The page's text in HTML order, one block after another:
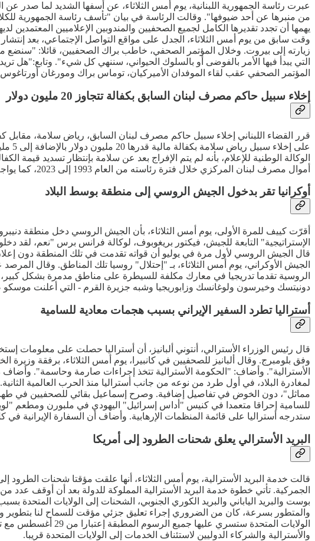
عبرت رئاسة الجمهورية اللبنانية، يوم أمس الثلاثاء، عن أسفها الشديد لما
من منبرها عن أحد ضيوفها". وقالت الرئاسة في بيان "تأسف رئاسة الجمهورية
يهمها أن تجدد تقديرها الكامل لجميع الصحفيين والمندوبين الإعلاميين
وقت سابق من يوم أمس الثلاثاء، الجدل على مواقع التواصل الإجتماعي، بعد
زيارته إلى بيروت. وخلال المؤتمر الصحفي، خاطب براك الصحفيين، قائلا:
التي يبدأ فيها الأمر بالفوضى أو بالسلوك الحيواني، سننهي كل شيء".
المؤتمر الصحفي عقب لقاء الموفدان الأميركيان، توماس براك ومورغان
إخلاء سبيل حاكم مصرف لبنان السابق بكفالة تتجاوز 20 مليون دولار
أموال مصرف لبنان المركزي خلال فترة رئاسته من العام 1993 إلى 2023، كما يواجه سلسلة دعاوى محلية ودولية تتعلق بالإثراء غير المشروع وغسيل الأموال.
أوكرانيا تقر بدخول الجيش الروسي إلى منطقة بوسط البلاد
أقرّت كييف للمرة الأولى، يوم أمس الثلاثاء، بأن الجيش الروسي دخل منطقة
الإستراتيجية" التابعة للجيش، فيكتور بريغوبوف، لوكالة فرانس برس "نعم،
قال الجيش الروسي لأول مرة في يوليو أن قواته تقدمت في تلك المنطقة دون
الجيش الأوكراني، يوم أمس الثلاثاء، بـ "إحتلال" روسيا تلك المناطق. وقال
الروسية تقدما تدريجيا في معارك مكلفة للسيطرة على مناطق مدمرة بشكل كبير،
دونيتسك وخيرسون ولوغانسك وزابوريجيا وشبه جزيرة القرم - التي أعلنت موسكو
أستراليا تطرد السفير الإيراني بسبب هجمات معادية للسامية
قال رئيس الوزراء الأسترالي، أنتوني ألبانيز، أن أستراليا حصلت على معلومات
وفق بلومبرج. وقال ألبانيز للصحفيين في كانبيرا، يوم أمس الثلاثاء، برفقة وزيرة
الأسترالية". وأضاف: "الحكومة الأسترالية تتخذ إجراءات صارمة وحاسمة".
لمغادرة البلاد، في أول طرد من نوعه من جانب أستراليا منذ الحرب العالمية
مماثل"، دون الخوض في تفاصيل إضافية. وصرح إسماعيل بقائي للصحفيين في
للسامية إحراقا متعمدا في كنيس "أداس إسرائيل" اليهودي في ملبورن ومطعم
ستدرجه أستراليا على قائمة المنظمات الإرهابية. وأضاف أن السفارة الإيرانية في
البريد الأسترالي يعلق شحنات الطرود إلى أمريكا
قالت خدمة البريد الأسترالية، يوم أمس الثلاثاء، أنها علقت مؤقتا شحنات
الجمركية. تأتي خطوة خدمة البريد الأسترالية المملوكة للدولة بعد أن أوقف عدد
بوست والبريد الياباني والبريد الكوري الجنوبي، الشحنات إلى الولايات المتحدة
الولايات المتحدة
والأسترالية والشركاء الدوليين لاستئناف الخدمات إلى الولايات المتحدة قريبا.